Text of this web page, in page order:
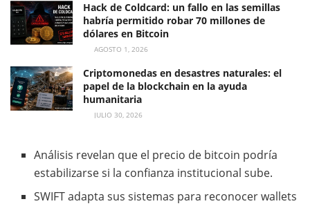
Hack de Coldcard: un fallo en las semillas
habría permitido robar 70 millones de
dólares en Bitcoin
AGOSTO 1, 2026
Criptomonedas en desastres naturales: el
papel de la blockchain en la ayuda
humanitaria
JULIO 30, 2026
Análisis revelan que el precio de bitcoin podría
estabilizarse si la confianza institucional sube.
SWIFT adapta sus sistemas para reconocer wallets